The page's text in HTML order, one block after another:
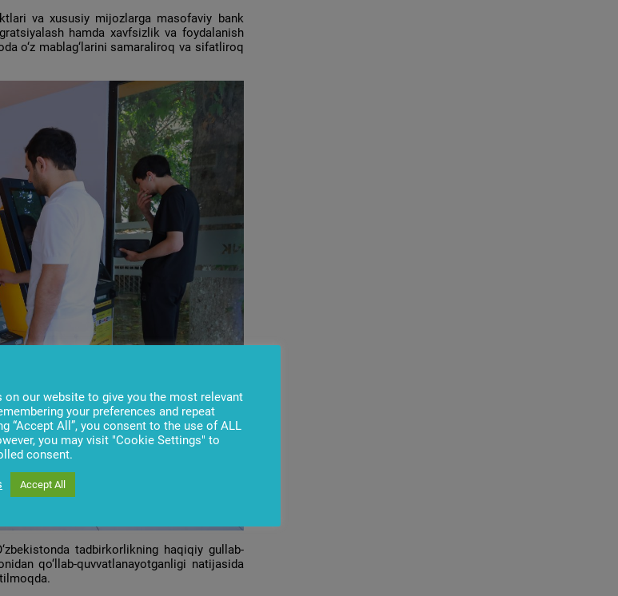
va xususiy mijozlarga masofaviy bank
hamda xavfsizlik va foydalanish
o‘z mablag‘larini samaraliroq va sifatliroq
tadbirkorlikning haqiqiy gullab-
qo‘llab-quvvatlanayotganligi natijasida
on our website to give you the most relevant
your preferences and repeat
“Accept All”, you consent to the use of ALL
you may visit "Cookie Settings" to
consent.
Accept All